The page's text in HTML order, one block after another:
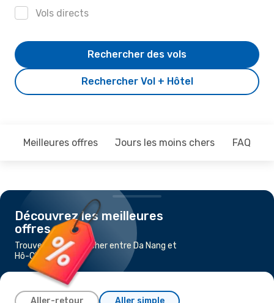
Vols directs
Rechercher Vol + Hôtel
Rechercher des vols
Meilleures offres Jours les moins chers FAQ
Découvrez les meilleures
offres
Trouvez un vol pas cher entre Da Nang et
Hô-Chi-Minh-Ville
Aller-retour Aller simple